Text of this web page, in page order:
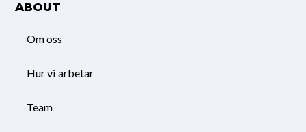
ABOUT
Om oss
Hur vi arbetar
Team